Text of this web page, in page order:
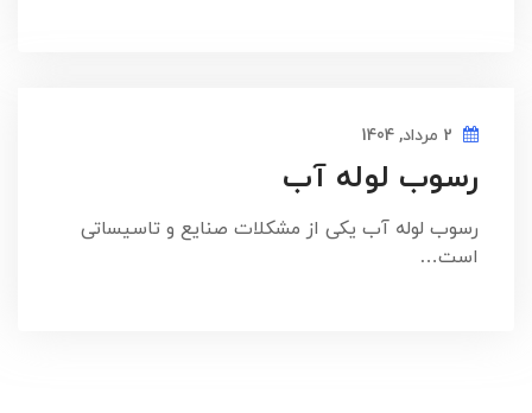
رسوب لوله آب
رسوب لوله آب یکی از مشکلات صنایع و تاسیساتی
است…